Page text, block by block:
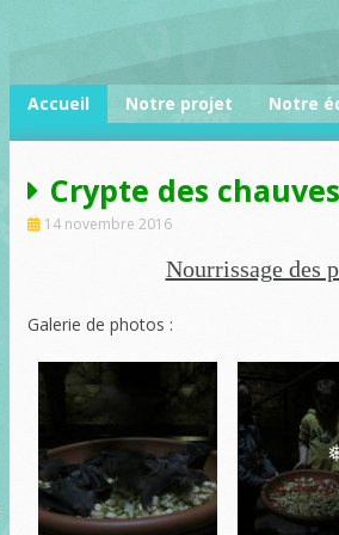
Accueil
Notre projet Notre
Crypte des
14 novembre 2016
Nourrissage des
Galerie de photos :